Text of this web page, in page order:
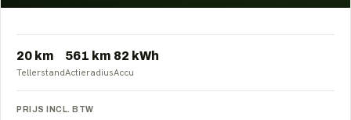
20 km
Tellerstand
561 km
Actieradius
82 kWh
Accu
PRIJS INCL. BTW